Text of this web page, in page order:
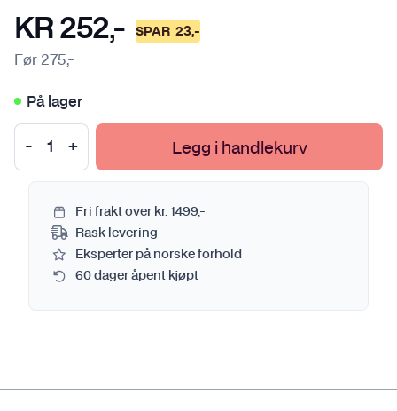
KR 252,- SPAR 23,-
Før 275,-
På lager
Legg i handlekurv
Fri frakt over kr. 1499,-
Rask levering
Eksperter på norske forhold
60 dager åpent kjøpt